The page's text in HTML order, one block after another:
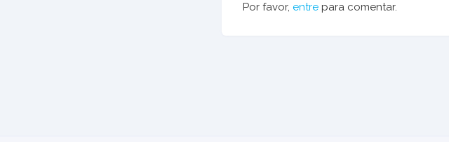
Por favor, entre para comentar.